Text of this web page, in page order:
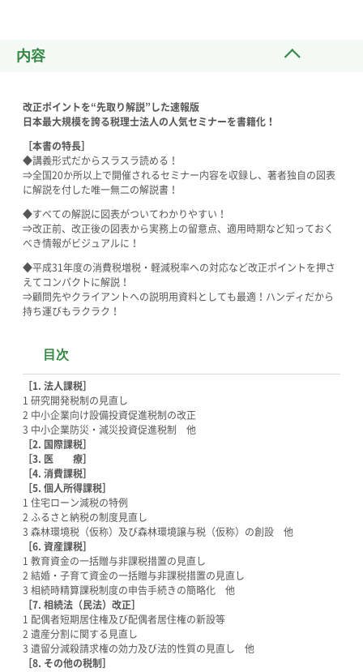
内容
改正ポイントを“先取り解説”した速報版
日本最大規模を誇る税理士法人の人気セミナーを書籍化！
［本書の特長］
◆講義形式だからスラスラ読める！
⇒全国20か所以上で開催されるセミナー内容を収録し、著者独自の図表
に解説を付した唯一無二の解説書！
◆すべての解説に図表がついてわかりやすい！
⇒改正前、改正後の図表から実務上の留意点、適用時期など知っておく
べき情報がビジュアルに！
◆平成31年度の消費税増税・軽減税率への対応など改正ポイントを押さ
えてコンパクトに解説！
⇒顧問先やクライアントへの説明用資料としても最適！ハンディだから
持ち運びもラクラク！
目次
［1. 法人課税］
1 研究開発税制の見直し
2 中小企業向け設備投資促進税制の改正
3 中小企業防災・減災投資促進税制 他
［2. 国際課税］
［3. 医 療］
［4. 消費課税］
［5. 個人所得課税］
1 住宅ローン減税の特例
2 ふるさと納税の制度見直し
3 森林環境税（仮称）及び森林環境譲与税（仮称）の創設 他
［6. 資産課税］
1 教育資金の一括贈与非課税措置の見直し
2 結婚・子育て資金の一括贈与非課税措置の見直し
3 相続時精算課税制度の申告手続きの簡略化 他
［7. 相続法（民法）改正］
1 配偶者短期居住権及び配偶者居住権の新設等
2 遺産分割に関する見直し
3 遺留分減殺請求権の効力及び法的性質の見直し 他
［8. その他の税制］